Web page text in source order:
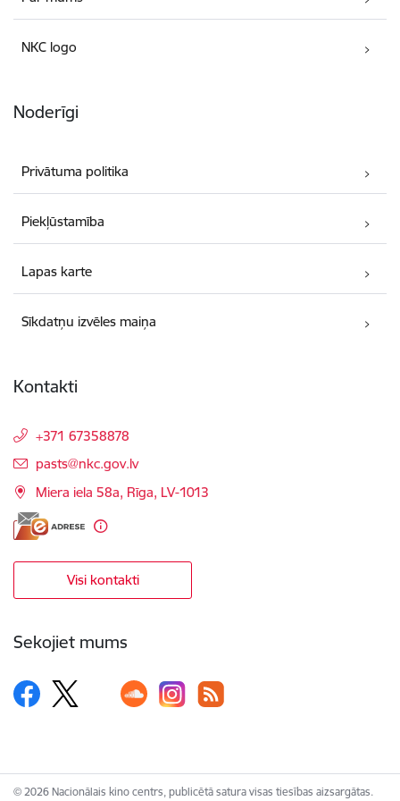
NKC logo
Noderīgi
Privātuma politika
Piekļūstamība
Lapas karte
Sīkdatņu izvēles maiņa
Kontakti
+371 67358878
E-pasts:
pasts@nkc.gov.lv
Miera iela 58a, Rīga, LV-1013
Visi kontakti
Sekojiet mums
© 2026 Nacionālais kino centrs, publicētā satura visas tiesības aizsargātas.